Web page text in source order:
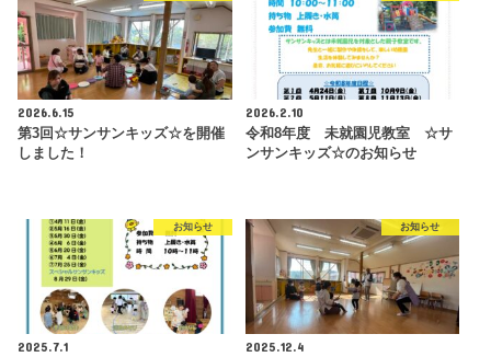
2026.6.15
第3回☆サンサンキッズ☆を開催
しました！
2026.2.10
令和8年度 未就園児教室 ☆サ
ンサンキッズ☆のお知らせ
お知らせ
2025.7.1
お知らせ
2025.12.4